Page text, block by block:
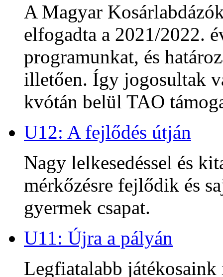
A Magyar
elfogadta a 2021/2022.
programunkat, és
illetően. Így jogosultak
kvótán belül TAO
U12: A fejlődés útján
Nagy lelkesedéssel és
mérkőzésre fejlődik és
gyermek csapat.
U11: Újra a pályán
Legfiatalabb